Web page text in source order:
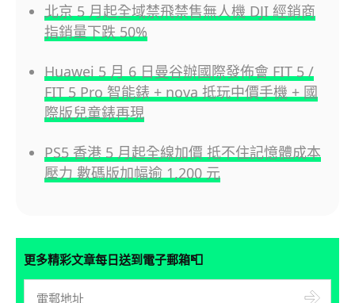
北京 5 月起全域禁飛禁售無人機 DJI 經銷商
指銷量下跌 50%
Huawei 5 月 6 日曼谷辦國際發佈會 FIT 5 /
FIT 5 Pro 智能錶 + nova 抵玩中價手機 + 國
際版兒童錶再現
PS5 香港 5 月起全線加價 抵不住記憶體成本
壓力 數碼版加幅逾 1,200 元
更多精彩文章每日送到電子郵箱📮